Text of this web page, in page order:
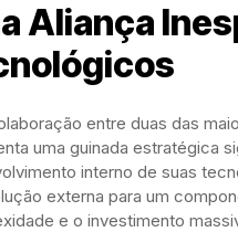
Aliança
entre duas das
uma guinada estratégica
interno de suas
externa para um
e o investimento